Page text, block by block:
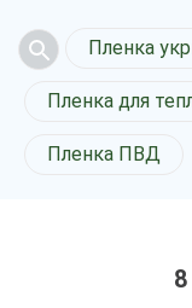
Пленка
Пленка для
Пленка ПВД